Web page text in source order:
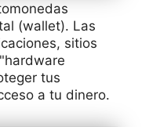
(wallet). Las
sitios
tus
a tu dinero.